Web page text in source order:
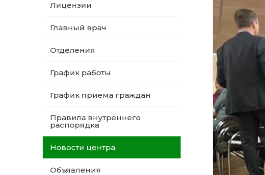
Лицензии
Главный врач
Отделения
График работы
График приема граждан
Правила внутреннего
распорядка
Новости центра
Объявления